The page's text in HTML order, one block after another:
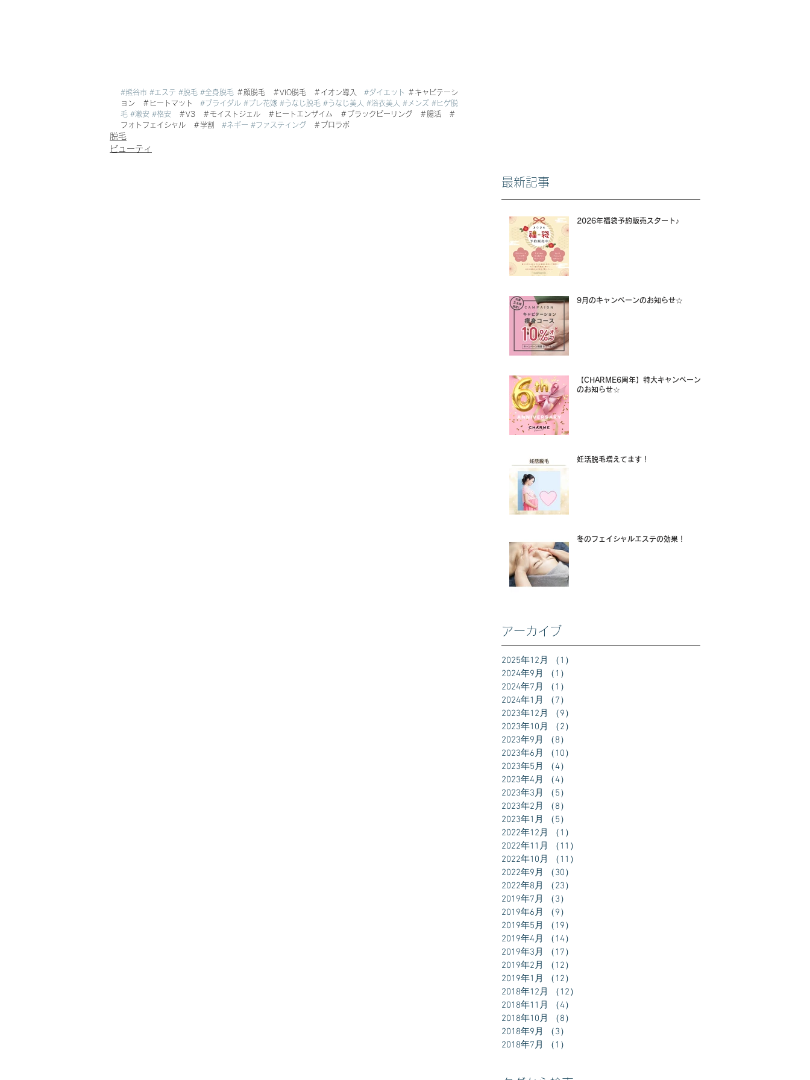
#熊谷市 #エステ #脱毛 #全身脱毛 ＃顔脱毛　＃VIO脱毛　＃イオン導入 #ダイエット
＃キャビテーシ
ョン　＃ヒートマット #ブライダル #プレ花嫁 #うなじ脱毛 #うなじ美人 #浴衣美人 #メンズ #ヒゲ脱
毛 #激安 #格安 ＃V3　＃モイストジェル　＃ヒートエンザイム　＃ブラックピーリング　＃腸活　＃
フォトフェイシャル　＃学割 #ネギー #ファスティング ＃プロラボ
脱毛
ビューティ
最新記事
2026年福袋予約販売スタート♪
9月のキャンペーンのお知らせ☆
【CHARME6周年】特大キャンペーン
のお知らせ☆
妊活脱毛増えてます！
冬のフェイシャルエステの効果！
アーカイブ
2025年12月 （1）
2024年9月
（1）
2024年7月
（1）
2024年1月
（7）
2023年12月
（9）
2023年10月
（2）
2023年9月
（8）
2023年6月
（10）
2023年5月
（4）
2023年4月
（4）
2023年3月
（5）
2023年2月
（8）
2023年1月
（5）
2022年12月
（1）
2022年11月
（11）
2022年10月
（11）
2022年9月
（30）
2022年8月
（23）
2019年7月
（3）
2019年6月
（9）
2019年5月
（19）
2019年4月
（14）
2019年3月
（17）
2019年2月
（12）
2019年1月
（12）
2018年12月
（12）
2018年11月
（4）
2018年10月
（8）
2018年9月
（3）
2018年7月
（1）